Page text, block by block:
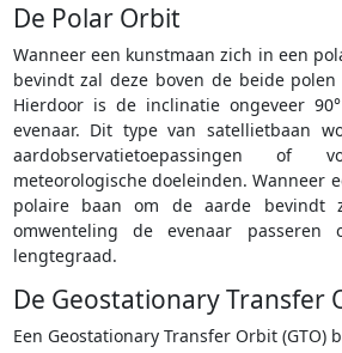
De Polar Orbit
Wanneer een kunstmaan zich in een
bevindt zal deze boven de beide
Hierdoor is de inclinatie ongeveer
evenaar. Dit type van satellietbaan
aardobservatietoepassingen
meteorologische doeleinden. Wanneer
polaire baan om de aarde bevindt
omwenteling de evenaar passeren
lengtegraad.
De Geostationary Transfer
Een Geostationary Transfer Orbit (GTO)